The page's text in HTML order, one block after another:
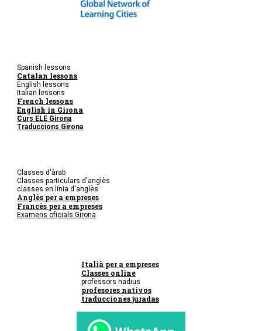
Spanish lessons
Catalan lessons
English lessons
Italian lessons
French lessons
English in Girona
Curs ELE Girona
Traduccions Girona
Classes d'àrab
Classes particulars d'anglès
classes en línia d'anglès
Anglès per a empreses
Francès per a empreses
Examens oficials Girona
Italià per a empreses
Classes online
professors nadius
profesores nativos
traducciones juradas